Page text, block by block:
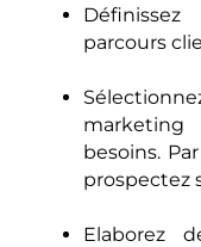
parcours
besoins.
prospectez
Elaborez